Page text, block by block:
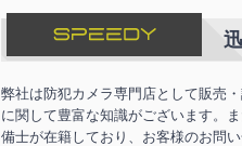
弊社は防犯カメラ専門店として販売
に関して豊富な知識がございます。
備士が在籍しており、お客様のお問